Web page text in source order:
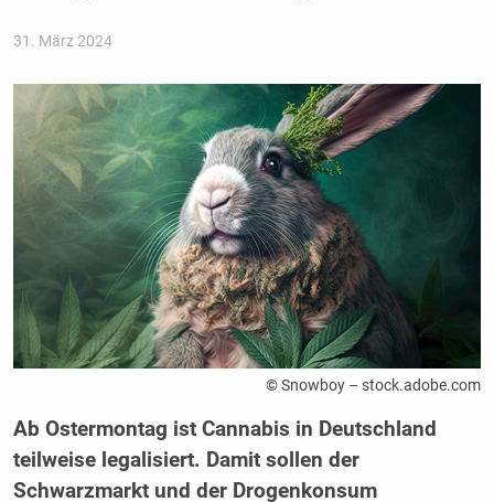
31. März 2024
© Snowboy – stock.adobe.com
Ab Ostermontag ist Cannabis in Deutschland
teilweise legalisiert. Damit sollen der
Schwarzmarkt und der Drogenkonsum